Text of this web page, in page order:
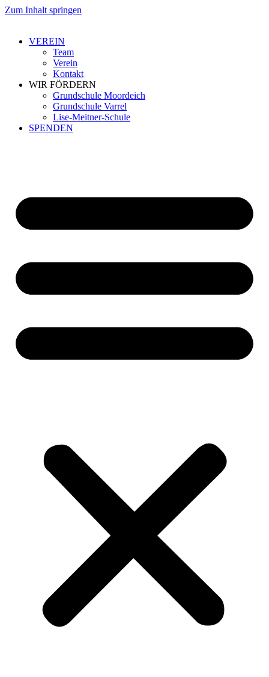
Zum Inhalt springen
VEREIN
Team
Verein
Kontakt
WIR FÖRDERN
Grundschule Moordeich
Grundschule Varrel
Lise-Meitner-Schule
SPENDEN